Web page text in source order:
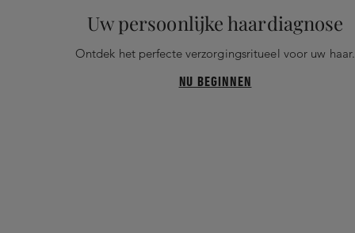
Uw persoonlijke haardiagnose
Ontdek het perfecte verzorgingsritueel voor uw haar.
NU BEGINNEN